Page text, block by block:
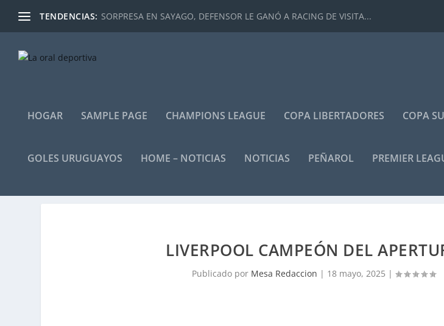
TENDENCIAS: SORPRESA EN SAYAGO, DEFENSOR LE GANÓ A RACING DE VISITA...
HOGAR SAMPLE PAGE CHAMPIONS LEAGUE COPA LIBERTADORES COPA
GOLES URUGUAYOS HOME – NOTICIAS NOTICIAS PEÑAROL PREMIER
LIVERPOOL CAMPEÓN DEL
Publicado por Mesa Redaccion | 18 mayo, 2025 |